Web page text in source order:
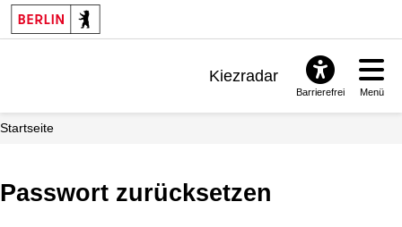
Kiezradar
Barrierefrei Menü
Startseite
Passwort zurücksetzen